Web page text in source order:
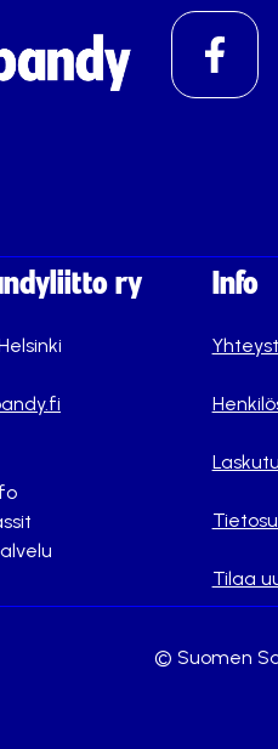
ry Info
Tilaa
© Suomen